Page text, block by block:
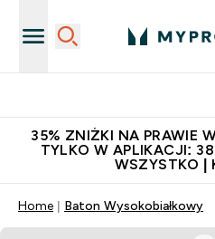
35% ZNIŻKI NA PRAWIE
TYLKO W APLIKACJI:
WSZYSTKO |
Home Baton Wysokobiałkowy